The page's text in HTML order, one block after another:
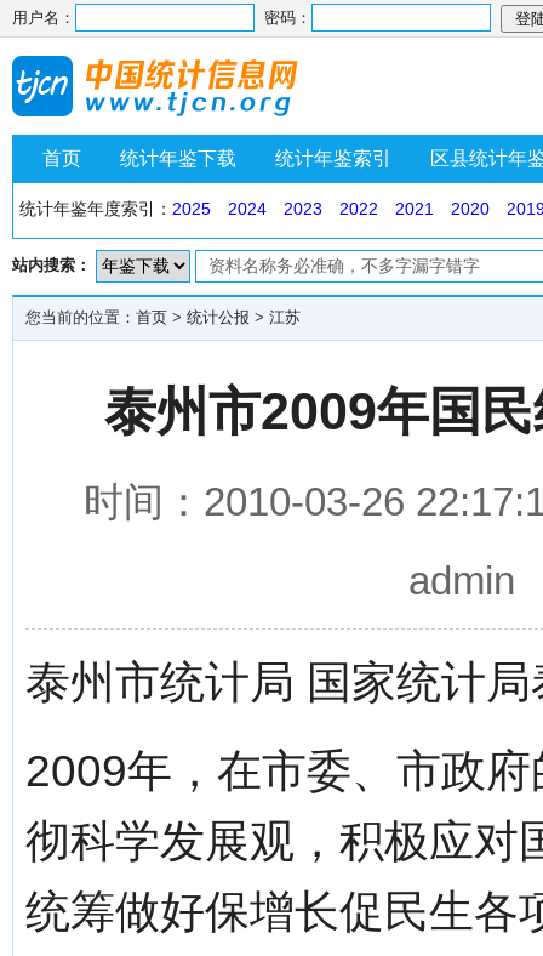
用户名： 密码：
首页 统计年鉴下载 统计年鉴索引 区县统计年
统计年鉴年度索引： 2025 2024 2023 2022 2021 2020
站内搜索：
您当前的位置： 首页 > 统计公报 > 江苏
泰州市2009年国
时间：2010-03-26
admin
泰州市统计局 国家统计
2009年，在市委、市政
彻科学发展观，积极应对
统筹做好保增长促民生各